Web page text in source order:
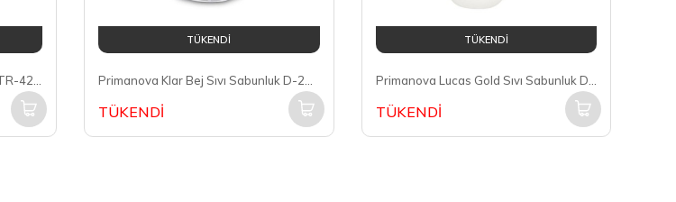
TÜKENDİ
TÜKENDİ
TÜKENDİ
TÜKENDİ